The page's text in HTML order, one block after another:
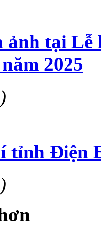
ảnh tại Lễ
2025
tỉnh Điện